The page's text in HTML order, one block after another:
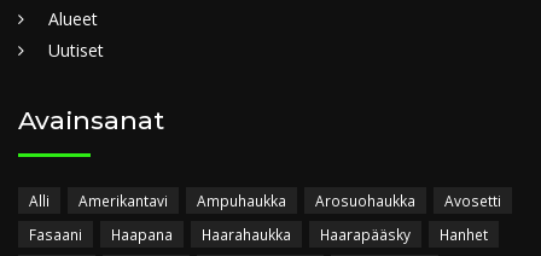
Alueet
Uutiset
Avainsanat
Alli Amerikantavi Ampuhaukka Arosuohaukka
Avosetti
Fasaani
Haapana Haarahaukka Haarapääsky
Hanhet